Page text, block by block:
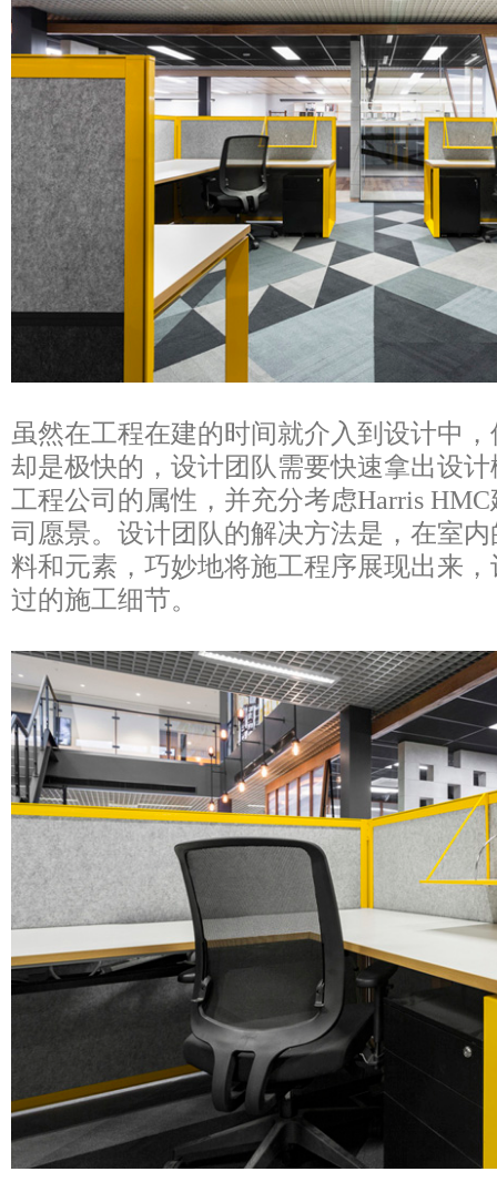
虽然在工程在建的时间就介入到设计中
却是极快的，设计团队需要快速拿出设
工程公司的属性，并充分考虑Harris
司愿景。设计团队的解决方法是，在室
料和元素，巧妙地将施工程序展现出来
过的施工细节。